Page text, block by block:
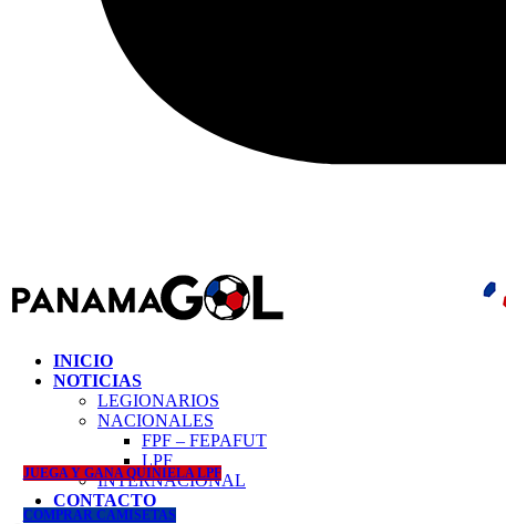
INICIO
NOTICIAS
LEGIONARIOS
NACIONALES
FPF – FEPAFUT
LPF
INTERNACIONAL
CONTACTO
JUEGA Y GANA QUINIELA LPF
COMPRAR CAMISETAS